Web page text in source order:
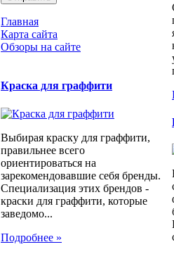
Главная
Карта сайта
Обзоры на сайте
Краска для граффити
Выбирая краску для граффити,
правильнее всего
ориентироваться на
зарекомендовавшие себя бренды.
Специализация этих брендов -
краски для граффити, которые
заведомо...
Подробнее »